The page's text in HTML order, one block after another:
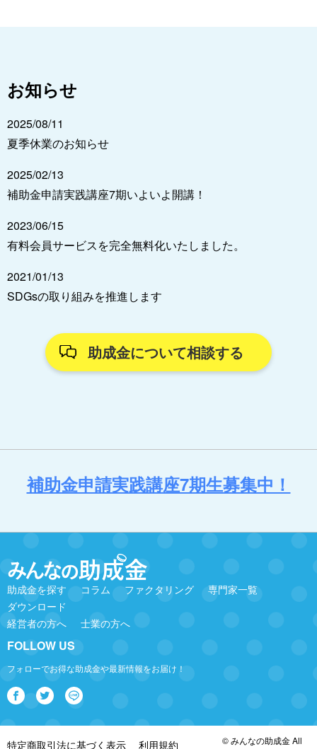
お知らせ
2025/08/11
夏季休業のお知らせ
2025/02/13
補助金申請実践講座7期いよいよ開講！
2023/06/15
有料会員サービスを完全無料化いたしました。
2021/01/13
SDGsの取り組みを推進します
助成金について相談する
補助金申請実践講座7期生募集中！
助成金を探す コラム ファクタリング
専門家一覧
ダウンロード
経営者の方へ
士業の方へ
FOLLOW US
フォローでお得な助成金や最新情報をお届け！
特定商取引法に基づく表示 利用規約 © みんなの助成金 All